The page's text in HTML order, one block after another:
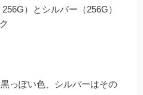
）とシルバー（256G）
っぽい色、シルバーはその